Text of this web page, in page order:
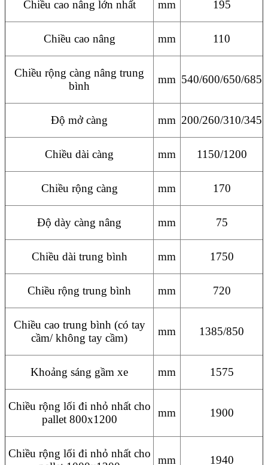
Chiều cao nâng lớn nhất mm 195
Chiều cao nâng mm 110
Chiều rộng càng nâng trung
bình
mm 540/600/650/685
Độ mở càng mm 200/260/310/345
Chiều dài càng mm 1150/1200
Chiều rộng càng mm 170
Độ dày càng nâng mm 75
Chiều dài trung bình mm 1750
Chiều rộng trung bình mm 720
Chiều cao trung bình (có tay
cầm/ không tay cầm)
mm 1385/850
Khoảng sáng gầm xe mm 1575
Chiều rộng lối đi nhỏ nhất cho
pallet 800x1200
mm 1900
Chiều rộng lối đi nhỏ nhất cho
mm 1940